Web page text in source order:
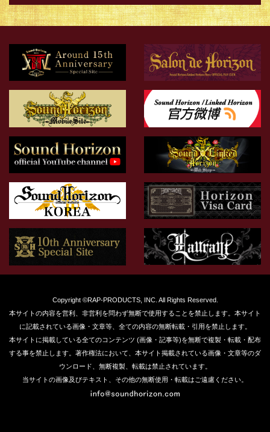
Copyright ©RAP-PRODUCTS, INC. All Rights Reserved.
本サイトの内容を営利、非営利を問わず無断で使用することを禁止します。本サイト
に記載されている画像・文章等、全ての内容の無断転載・引用を禁止します。
本サイトに掲載している全てのコンテンツ (画像・記事等)を無断で複製・転載・配布
する事を禁止します。著作権法において、本サイト掲載されている画像・文章等のダ
ウンロード、無断複製、転載は禁止されています。
当サイトの画像及びテキスト、その他の無断使用・転載はご遠慮ください。